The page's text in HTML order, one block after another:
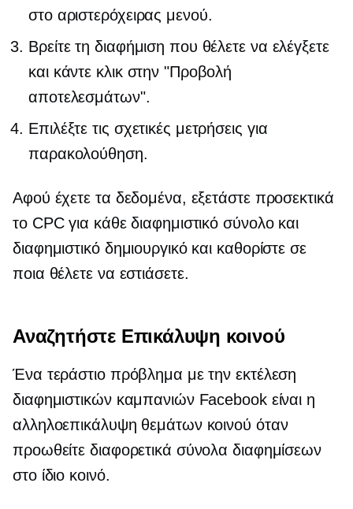
στο αριστερόχειρας μενού.
Βρείτε τη διαφήμιση που θέλετε να ελέγξετε
και κάντε κλικ στην "Προβολή
αποτελεσμάτων".
Επιλέξτε τις σχετικές μετρήσεις για
παρακολούθηση.
Αφού έχετε τα δεδομένα, εξετάστε προσεκτικά
το CPC για κάθε διαφημιστικό σύνολο και
διαφημιστικό δημιουργικό και καθορίστε σε
ποια θέλετε να εστιάσετε.
Αναζητήστε Επικάλυψη κοινού
Ένα τεράστιο πρόβλημα με την εκτέλεση
διαφημιστικών καμπανιών Facebook είναι η
αλληλοεπικάλυψη θεμάτων κοινού όταν
προωθείτε διαφορετικά σύνολα διαφημίσεων
στο ίδιο κοινό.